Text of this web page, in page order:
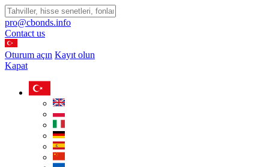
pro@cbonds.info
Contact us
Oturum açın Kayıt olun
Kapat